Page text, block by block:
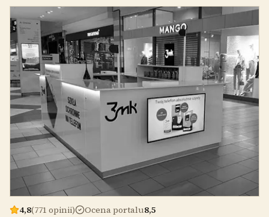
4,8(771 opinii) Ocena portalu8,5